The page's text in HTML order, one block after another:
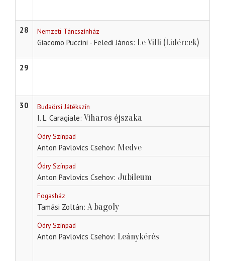
28 Nemzeti Táncszínház
Giacomo Puccini - Feledi János Le Villi (Lidércek)
29
30 Budaörsi Játékszín
I. L. Caragiale Viharos éjszaka
Ódry Színpad
Anton Pavlovics Csehov Medve
Ódry Színpad
Anton Pavlovics Csehov Jubileum
Fogasház
Tamási Zoltán A bagoly
Ódry Színpad
Anton Pavlovics Csehov Leánykérés